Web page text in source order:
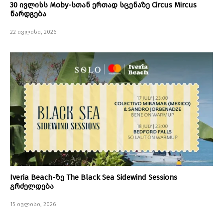
30 ივლისს Moby-სთან ერთად სცენაზე Circus Mircus
წარდგება
22 ივლისი, 2026
Iveria Beach-ზე The Black Sea Sidewind Sessions
გრძელდება
15 ივლისი, 2026